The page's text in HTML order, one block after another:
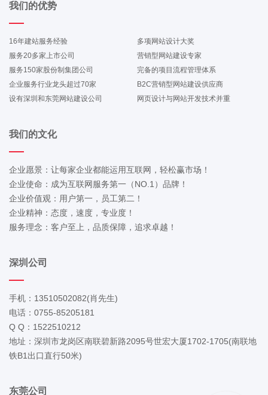
我们的优势
16年建站服务经验
多项网站设计大奖
服务20多家上市公司
营销型网站建设专家
服务150家股份制集团公司
完备的项目流程管理体系
企业服务行业龙头超过70家
B2C营销型网站建设供应商
设有深圳和东莞网站建设公司
网页设计与网站开发技术并重
我们的文化
企业愿景：让每家企业都能运用互联网，轻松赢市场！
企业使命：成为互联网服务第一（NO.1）品牌！
企业价值观：用户第一，员工第二！
企业精神：态度，速度，专业度！
服务理念：客户至上，品质保障，追求卓越！
深圳公司
手机：13510502082(肖先生)
电话：0755-85205181
Q Q：1522510212
地址：深圳市龙岗区南联碧新路2095号世宏大厦1702-1705(南联地
铁B1出口直行50米)
东莞公司